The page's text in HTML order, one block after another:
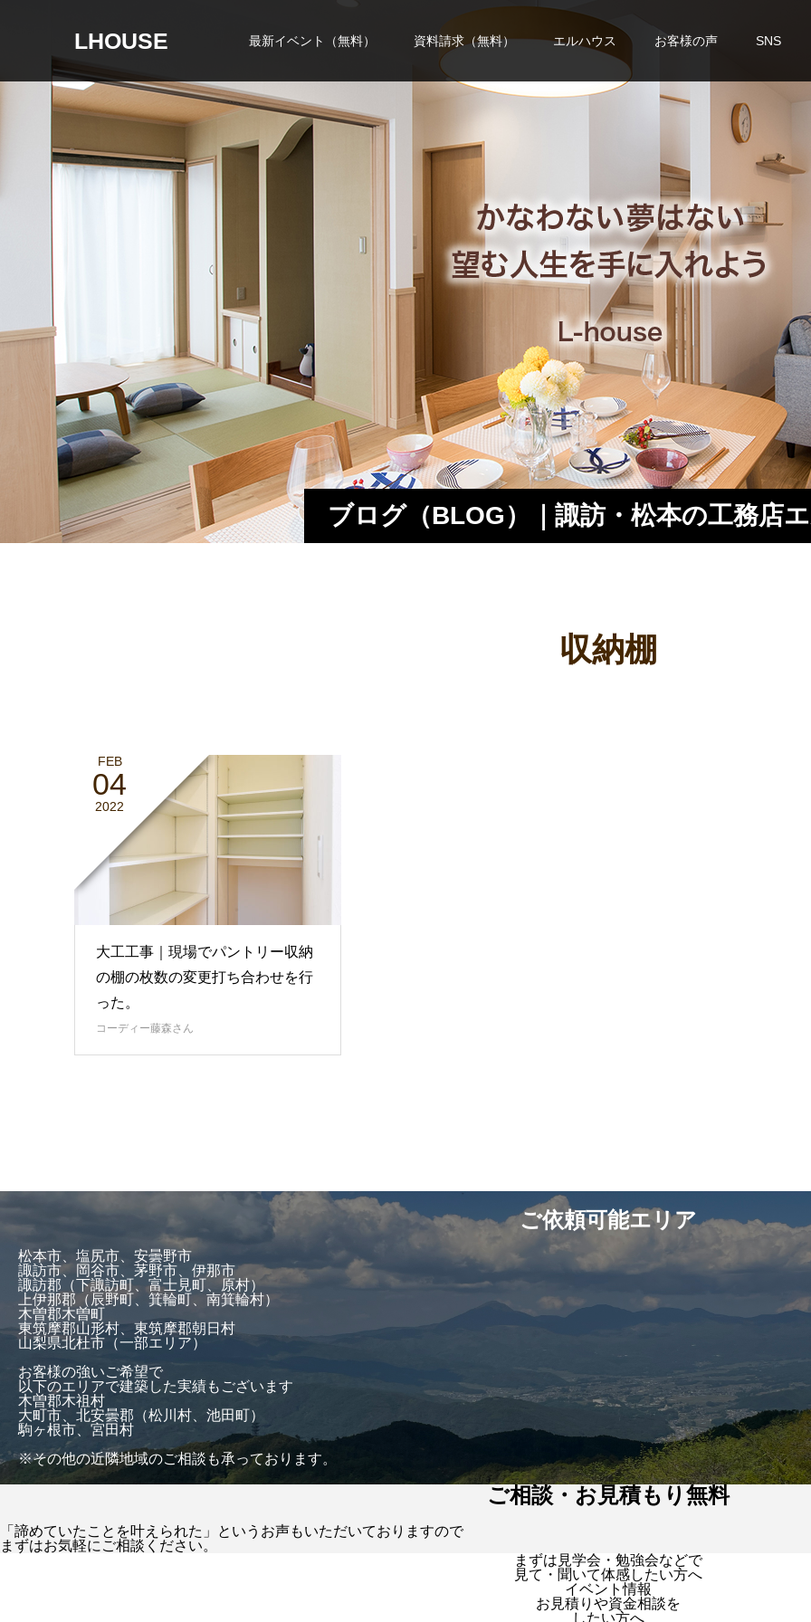
LHOUSE 最新イベント（無料） 資料請求（無料） エルハウス お客様の声 SNS
ブログ（BLOG）｜諏訪・松本の工務店
収納棚
FEB
04
2022
大工工事｜現場でパントリー収納
の棚の枚数の変更打ち合わせを行
った。
コーディー藤森さん
ご依頼可能エリア
松本市、塩尻市、安曇野市
諏訪市、岡谷市、茅野市、伊那市
諏訪郡（下諏訪町、富士見町、原村）
上伊那郡（辰野町、箕輪町、南箕輪村）
木曽郡木曽町
東筑摩郡山形村、東筑摩郡朝日村
山梨県北杜市（一部エリア）
お客様の強いご希望で
以下のエリアで建築した実績もございます
木曽郡木祖村
大町市、北安曇郡（松川村、池田町）
駒ヶ根市、宮田村
※その他の近隣地域のご相談も承っております。
ご相談・お見積もり無料
「諦めていたことを叶えられた」というお声もいただいておりますので
まずはお気軽にご相談ください。
まずは見学会・勉強会などで
見て・聞いて体感したい方へ
イベント情報
お見積りや資金相談を
したい方へ